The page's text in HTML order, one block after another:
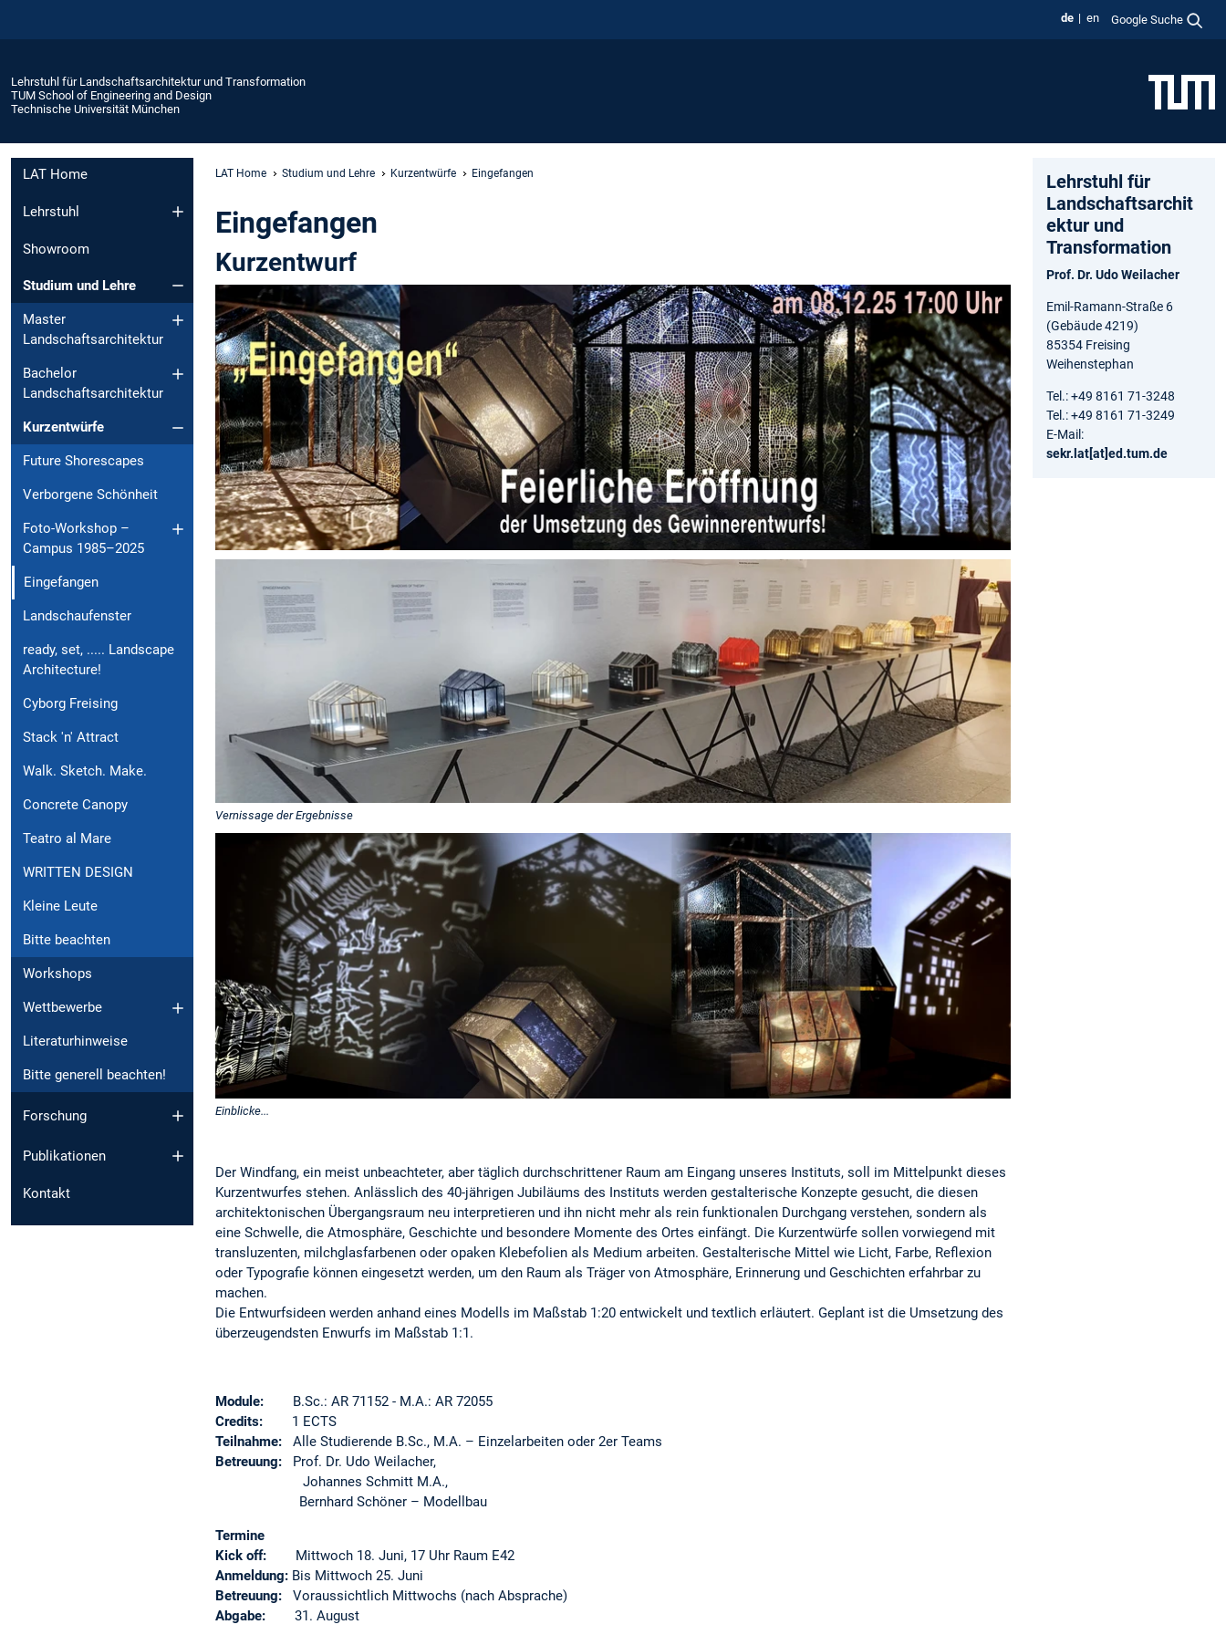
de en Google Suche
Lehrstuhl für Landschaftsarchitektur und Transformation
TUM School of Engineering and Design
Technische Universität München
LAT Home
Lehrstuhl
Showroom
Studium und Lehre
Master
Landschaftsarchitektur
Bachelor
Landschaftsarchitektur
Kurzentwürfe
Future Shorescapes
Verborgene Schönheit
Foto-Workshop –
Campus 1985–2025
Eingefangen
Landschaufenster
ready, set, ..... Landscape
Architecture!
Cyborg Freising
Stack 'n' Attract
Walk. Sketch. Make.
Concrete Canopy
Teatro al Mare
WRITTEN DESIGN
Kleine Leute
Bitte beachten
Workshops
Wettbewerbe
Literaturhinweise
Bitte generell beachten!
Forschung
Publikationen
Kontakt
LAT Home Studium und Lehre Kurzentwürfe Eingefangen
Eingefangen
Kurzentwurf
Vernissage der Ergebnisse
Einblicke...
Der Windfang, ein meist unbeachteter, aber täglich durchschrittener Raum am Eingang unseres Instituts, soll im Mittelpunkt dieses
Kurzentwurfes stehen. Anlässlich des 40-jährigen Jubiläums des Instituts werden gestalterische Konzepte gesucht, die diesen
architektonischen Übergangsraum neu interpretieren und ihn nicht mehr als rein funktionalen Durchgang verstehen, sondern als
eine Schwelle, die Atmosphäre, Geschichte und besondere Momente des Ortes einfängt. Die Kurzentwürfe sollen vorwiegend mit
transluzenten, milchglasfarbenen oder opaken Klebefolien als Medium arbeiten. Gestalterische Mittel wie Licht, Farbe, Reflexion
oder Typografie können eingesetzt werden, um den Raum als Träger von Atmosphäre, Erinnerung und Geschichten erfahrbar zu
machen.
Die Entwurfsideen werden anhand eines Modells im Maßstab 1:20 entwickelt und textlich erläutert. Geplant ist die Umsetzung des
überzeugendsten Enwurfs im Maßstab 1:1.
Module: B.Sc.: AR 71152 - M.A.: AR 72055
Credits: 1 ECTS
Teilnahme: Alle Studierende B.Sc., M.A. – Einzelarbeiten oder 2er Teams
Betreuung: Prof. Dr. Udo Weilacher,
Johannes Schmitt M.A.,
Bernhard Schöner – Modellbau
Termine
Kick off: Mittwoch 18. Juni, 17 Uhr Raum E42
Anmeldung: Bis Mittwoch 25. Juni
Betreuung: Voraussichtlich Mittwochs (nach Absprache)
Abgabe: 31. August
Lehrstuhl für
Landschaftsarchit
ektur und
Transformation
Prof. Dr. Udo Weilacher
Emil-Ramann-Straße 6
(Gebäude 4219)
85354 Freising
Weihenstephan
Tel.: +49 8161 71-3248
Tel.: +49 8161 71-3249
E-Mail:
sekr.lat[at]ed.tum.de